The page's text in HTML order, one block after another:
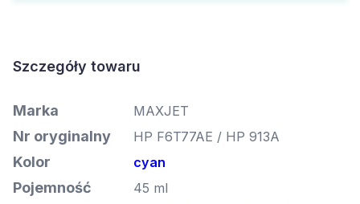
Szczegóły towaru
Marka MAXJET
Nr oryginalny HP F6T77AE / HP 913A
Kolor cyan
Pojemność 45 ml